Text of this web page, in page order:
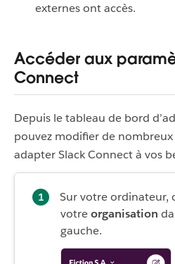
externes ont accès.
Accéder aux
Connect
Depuis le tableau de bord
pouvez modifier de
adapter Slack Connect à vos
Sur votre ordinateur,
votreorganisation
gauche.